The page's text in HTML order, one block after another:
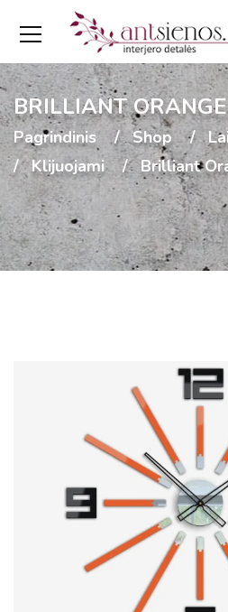
BRILLIANT
Pagrindinis Shop
Klijuojami
Brilliant